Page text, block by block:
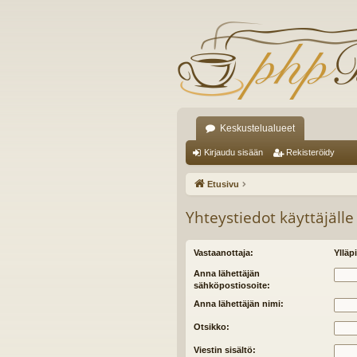
Keskustelualueet
Kirjaudu sisään Rekisteröidy
Etusivu
Yhteystiedot käyttäjälle
Vastaanottaja:
Anna lähettäjän
sähköpostiosoite:
Anna lähettäjän nimi:
Otsikko:
Viestin sisältö: